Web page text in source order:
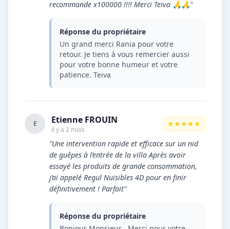
recommande x100000 !!!! Merci Teiva 🙏🙏"
Réponse du propriétaire
Un grand merci Rania pour votre
retour. Je tiens à vous remercier aussi
pour votre bonne humeur et votre
patience. Teiva
E Etienne FROUIN
il y a 2 mois
★★★★★
"Une intervention rapide et efficace sur un nid
de guêpes à l’entrée de la villa Après avoir
essayé les produits de grande consommation,
j’ai appelé Regul Nuisibles 4D pour en finir
définitivement ! Parfait"
Réponse du propriétaire